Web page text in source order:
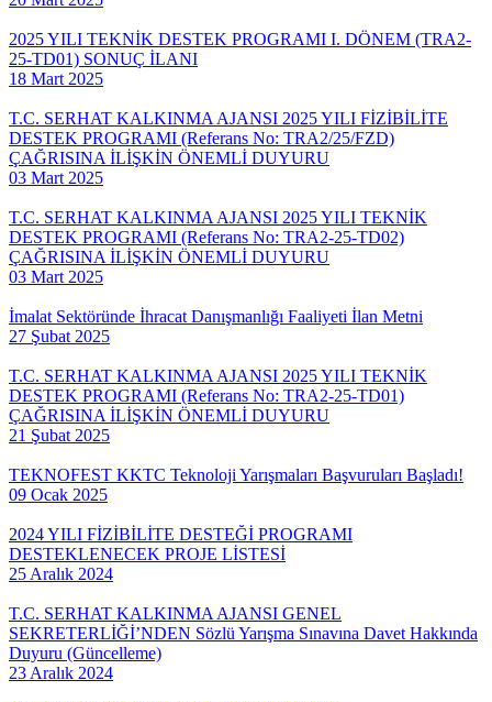
2025 YILI TEKNİK DESTEK PROGRAMI I. DÖNEM (TRA2-
25-TD01) SONUÇ İLANI
18 Mart 2025
T.C. SERHAT KALKINMA AJANSI 2025 YILI FİZİBİLİTE
DESTEK PROGRAMI (Referans No: TRA2/25/FZD)
ÇAĞRISINA İLİŞKİN ÖNEMLİ DUYURU
03 Mart 2025
T.C. SERHAT KALKINMA AJANSI 2025 YILI TEKNİK
DESTEK PROGRAMI (Referans No: TRA2-25-TD02)
ÇAĞRISINA İLİŞKİN ÖNEMLİ DUYURU
03 Mart 2025
İmalat Sektöründe İhracat Danışmanlığı Faaliyeti İlan Metni
27 Şubat 2025
T.C. SERHAT KALKINMA AJANSI 2025 YILI TEKNİK
DESTEK PROGRAMI (Referans No: TRA2-25-TD01)
ÇAĞRISINA İLİŞKİN ÖNEMLİ DUYURU
21 Şubat 2025
TEKNOFEST KKTC Teknoloji Yarışmaları Başvuruları Başladı!
09 Ocak 2025
2024 YILI FİZİBİLİTE DESTEĞİ PROGRAMI
DESTEKLENECEK PROJE LİSTESİ
25 Aralık 2024
T.C. SERHAT KALKINMA AJANSI GENEL
SEKRETERLİĞİ’NDEN Sözlü Yarışma Sınavına Davet Hakkında
Duyuru (Güncelleme)
23 Aralık 2024